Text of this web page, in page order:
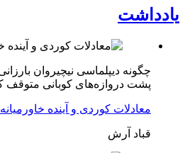
یادداشت
چگونه دیپلماسی نیچیروان
پشت دروازەهای کوبانی متوقف
معادلات کوردی و آینده
قباد آرش